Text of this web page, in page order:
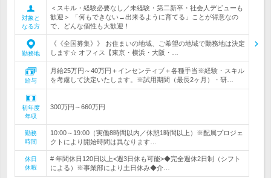
対象と
なる方
＜スキル・経験必要なし／未経験・第二新卒・社会人デビューも
歓迎＞ 「何もできない→出来るように育てる」ことが得意なの
で、どんな個性も大歓迎！
勤務地
《《全国募集》》 お住まいの地域、ご希望の地域で勤務地は決定
します☆ オフィス【東京・横浜・大阪・…
給与
月給25万円～40万円＋インセンティブ＋各種手当※経験・スキル
を考慮して決定いたします。※試用期間（最長2ヶ月）・研…
初年度
年収
300万円～660万円
勤務
時間
10:00～19:00（実働8時間以内／休憩1時間以上）※配属プロジェ
クトにより開始時間は異なります…
休日
休暇
# 年間休日120日以上<週3日休も可能>◆完全週休2日制（シフト
による）※事業部により土日休み◆介…